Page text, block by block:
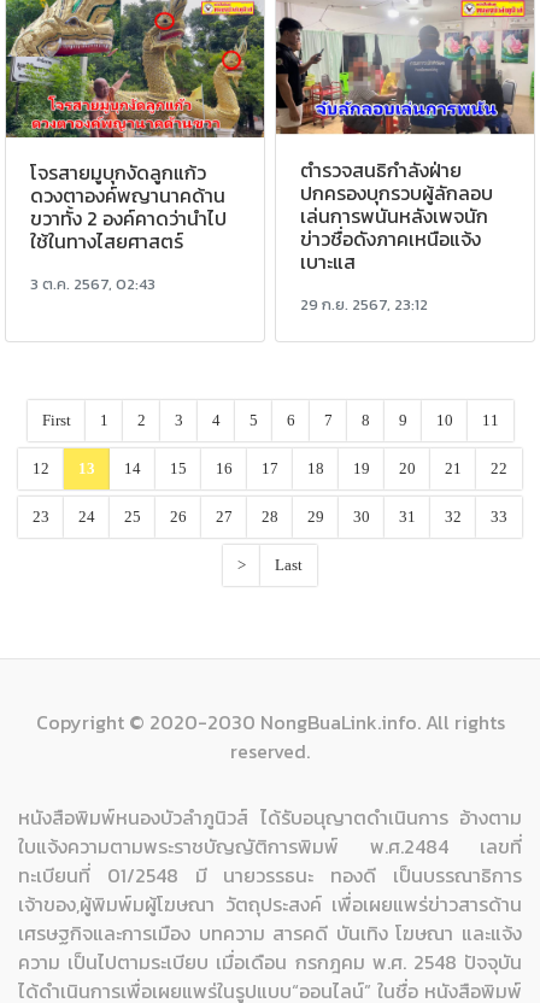
โจรสายมูบุกงัดลูกแก้ว
ดวงตาองค์พญานาคด้าน
ขวาทั้ง 2 องค์คาดว่านำไป
ใช้ในทางไสยศาสตร์
3 ต.ค. 2567, 02:43
ตำรวจสนธิกำลังฝ่าย
ปกครองบุกรวบผู้ลักลอบ
เล่นการพนันหลังเพจนัก
ข่าวชื่อดังภาคเหนือแจ้ง
เบาะแส
29 ก.ย. 2567, 23:12
First 1 2 3 4 5 6 7 8 9 10 11
12 13 14 15 16 17 18 19 20 21 22
23 24 25 26 27 28 29 30 31 32 33
> Last
Copyright © 2020-2030 NongBuaLink.info. All rights
reserved.
หนังสือพิมพ์หนองบัวลำภูนิวส์ ได้รับอนุญาตดำเนินการ อ้างตาม
ใบแจ้งความตามพระราชบัญญัติการพิมพ์ พ.ศ.2484 เลขที่
ทะเบียนที่ 01/2548 มี นายวรรธนะ ทองดี เป็นบรรณาธิการ
เจ้าของ,ผู้พิมพ์มผู้โฆษณา วัตถุประสงค์ เพื่อเผยแพร่ข่าวสารด้าน
เศรษฐกิจและการเมือง บทความ สารคดี บันเทิง โฆษณา และแจ้ง
ความ เป็นไปตามระเบียบ เมื่อเดือน กรกฎคม พ.ศ. 2548 ปัจจุบัน
ได้ดำเนินการเพื่อเผยแพร่ในรูปแบบ“ออนไลน์” ในชื่อ หนังสือพิมพ์